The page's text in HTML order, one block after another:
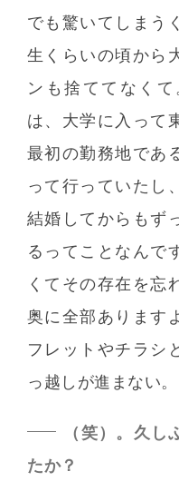
でも驚いてしまう
生くらいの頃から
ンも捨ててなく
は、大学に入って
最初の勤務地であ
って行っていたし
結婚してからもず
るってことなんで
くてその存在を忘
奥に全部あります
フレットやチラシ
っ越しが進まない。
（笑）。久し
たか？